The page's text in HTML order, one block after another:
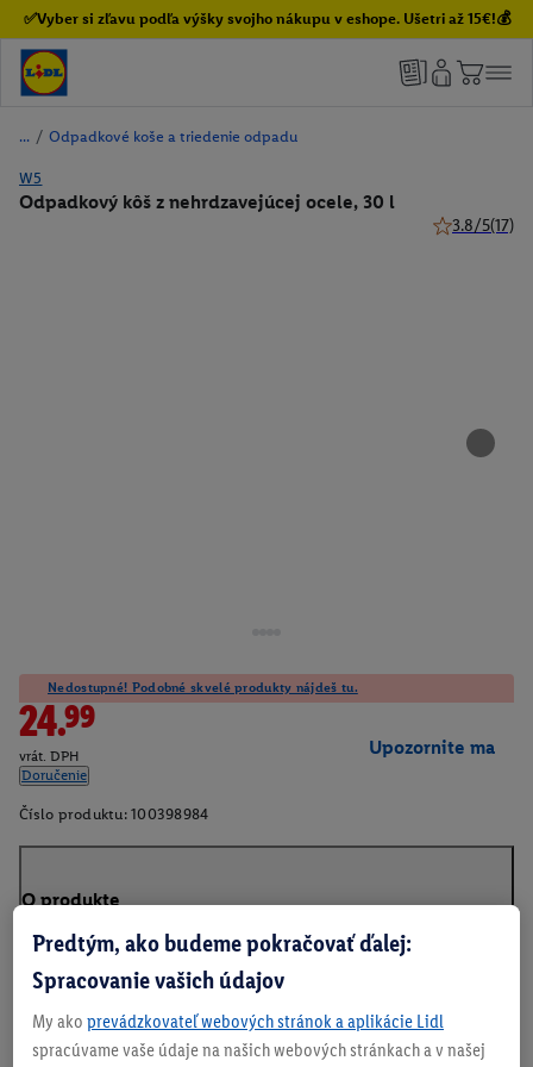
✅Vyber si zľavu podľa výšky svojho nákupu v eshope. Ušetri až 15€!💰
/ Odpadkové koše a triedenie odpadu
W5
Odpadkový kôš z nehrdzavejúcej ocele, 30 l
3.8/5(17)
Nedostupné! Podobné skvelé produkty nájdeš tu.
24.99
vrát. DPH
Doručenie
Upozornite ma
Číslo produktu: 100398984
O produkte
Predtým, ako budeme pokračovať ďalej:
Spracovanie vašich údajov
My ako prevádzkovateľ webových stránok a aplikácie Lidl
spracúvame vaše údaje na našich webových stránkach a v našej